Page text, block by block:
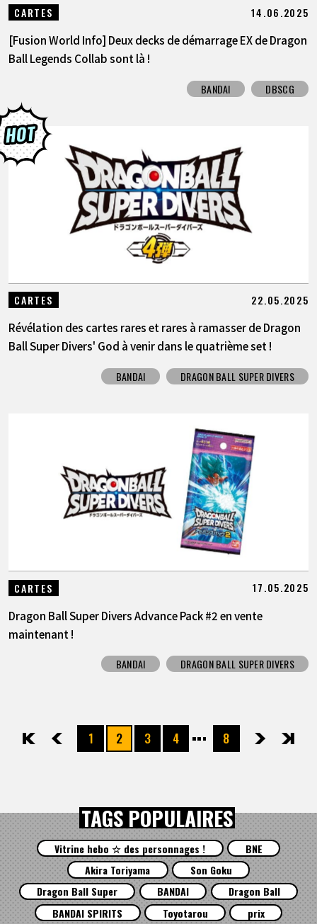
CARTES 14.06.2025
[Fusion World Info] Deux decks de démarrage EX de Dragon
Ball Legends Collab sont là !
BANDAI DBSCG
CARTES 22.05.2025
Révélation des cartes rares et rares à ramasser de Dragon
Ball Super Divers' God à venir dans le quatrième set !
BANDAI DRAGON BALL SUPER DIVERS
CARTES 17.05.2025
Dragon Ball Super Divers Advance Pack #2 en vente
maintenant !
BANDAI DRAGON BALL SUPER DIVERS
先頭 前へ1 2 3 4 8 次へ最後
TAGS POPULAIRES
Vitrine hebo ☆ des personnages !
BNE
Akira Toriyama
Son Goku
Dragon Ball Super
BANDAI
Dragon Ball
BANDAI SPIRITS
Toyotarou prix